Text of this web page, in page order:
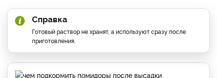
Справка
Готовый раствор не хранят, а используют сразу после
приготовления.